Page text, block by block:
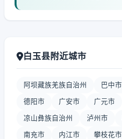
白玉县附近城市
阿坝藏族羌族自治州 巴中市
德阳市 广安市 广元市
凉山彝族自治州 泸州市
南充市 内江市 攀枝花市